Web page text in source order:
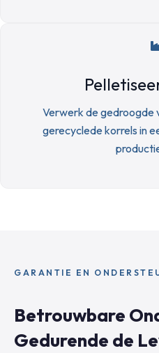
Verwerk de gedroogde
gerecyclede korrels in
GARANTIE EN
Betrouwbare
Gedurende de